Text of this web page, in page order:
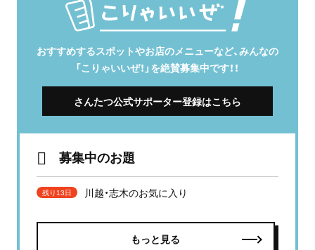
おすすめするスポットやお店のメニューなど、みんなの
「こりゃいいぜ！」を絶賛募集中です！！
さんたつ公式サポーター登録はこちら
募集中のお題
残り13日 川越・志木のお気に入り
もっと見る